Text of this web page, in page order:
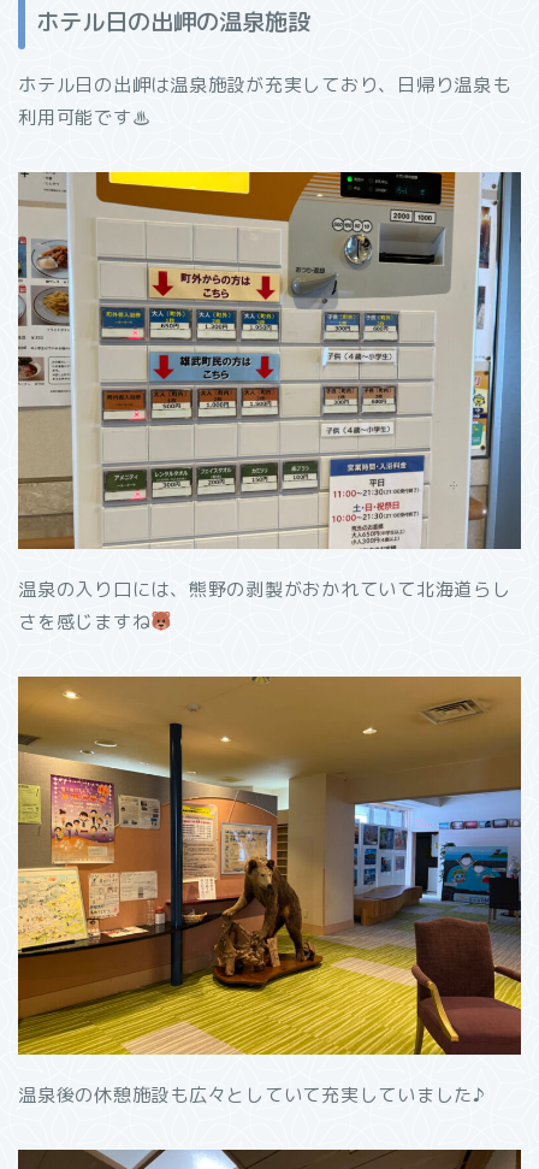
ホテル日の出岬の温泉施設
ホテル日の出岬は温泉施設が充実しており、日帰り温泉も
利用可能です♨
温泉の入り口には、熊野の剥製がおかれていて北海道らし
さを感じますね
温泉後の休憩施設も広々としていて充実していました♪